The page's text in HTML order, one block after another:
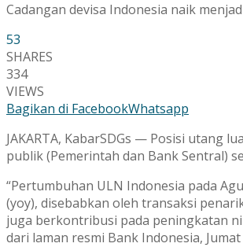
Cadangan devisa Indonesia naik
53
SHARES
334
VIEWS
Bagikan di FacebookWhatsapp
JAKARTA, KabarSDGs — Posisi utang
publik (Pemerintah dan Bank Sentral)
“Pertumbuhan ULN Indonesia pada
(yoy), disebabkan oleh transaksi
juga berkontribusi pada peningkatan
dari laman resmi Bank Indonesia,